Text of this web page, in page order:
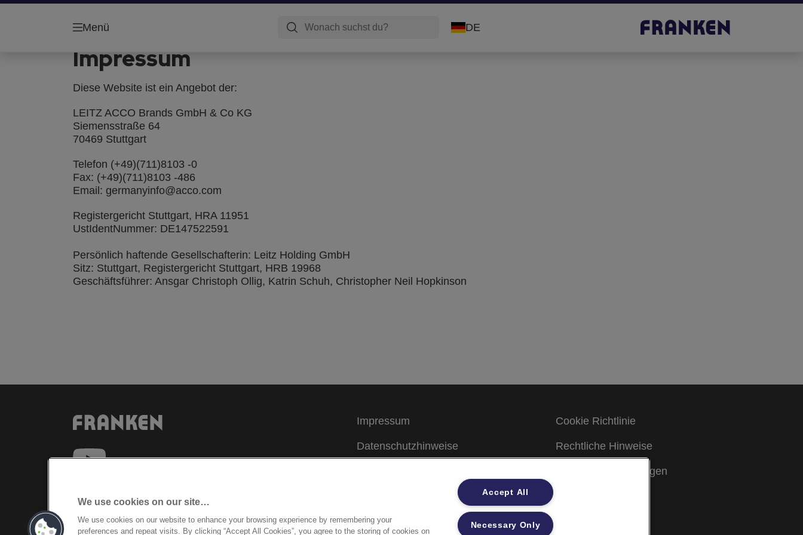
Menü DE
Impressum
Diese Website ist ein Angebot der:
LEITZ ACCO Brands GmbH & Co KG
Siemensstraße 64
70469 Stuttgart
Telefon (+49)(711)8103 -0
Fax: (+49)(711)8103 -486
Email: germanyinfo@acco.com
Registergericht Stuttgart, HRA 11951
UstIdentNummer: DE147522591
Persönlich haftende Gesellschafterin: Leitz Holding GmbH
Sitz: Stuttgart, Registergericht Stuttgart, HRB 19968
Geschäftsführer: Ansgar Christoph Ollig, Katrin Schuh, Christopher Neil Hopkinson
Impressum
Datenschutzhinweise
Sicherheitsdatenblätter
Cookie Richtlinie
Rechtliche Hinweise
Garantiebestimmungen
©2026 ACCO Brands
We use cookies on our site…
We use cookies on our website to enhance your browsing experience by remembering your
preferences and repeat visits. By clicking “Accept All Cookies”, you agree to the storing of cookies on
Accept All
Necessary Only